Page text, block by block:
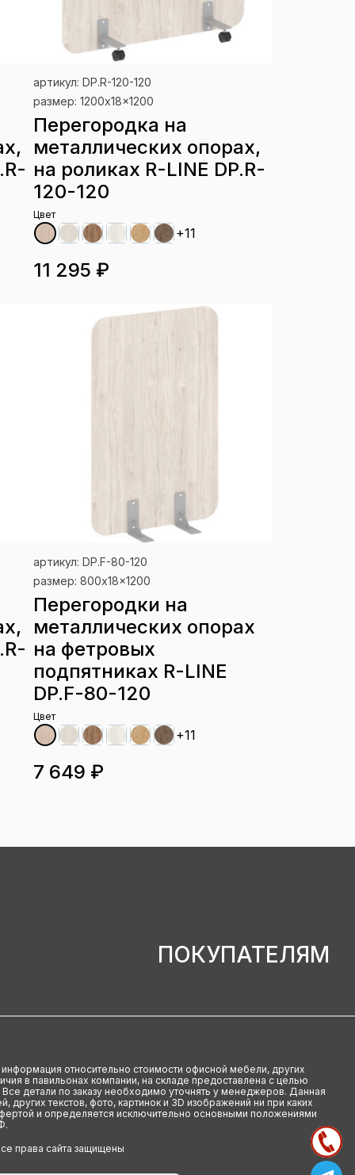
артикул: DP.R-120-120
размер: 1200x18x1200
Перегородка на
металлических опорах,
на роликах R-LINE DP.R-
120-120
Цвет
+11
11 295 ₽
артикул: DP.F-80-120
размер: 800x18x1200
Перегородки на
металлических опорах
на фетровых
подпятниках R-LINE
DP.F-80-120
Цвет
+11
7 649 ₽
ПОКУПАТЕЛЯМ
относительно стоимости офисной мебели, других
в павильонах компании, на складе предоставлена с целью
детали по заказу необходимо уточнять у менеджеров. Данная
других текстов, фото, картинок и 3D изображений ни при каких
и определяется исключительно основными положениями
права сайта защищены